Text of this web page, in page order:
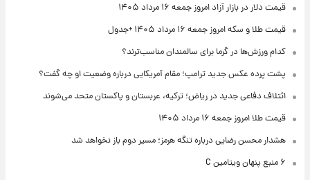
قیمت دلار در بازار آزاد امروز جمعه ۱۶ مرداد ۱۴۰۵
قیمت طلا و سکه امروز جمعه ۱۶ مرداد ۱۴۰۵ +جدول
کدام ورزش‌ها در گرما برای سالمندان مناسب‌ترند؟
پشت پرده عکس جدید ترامپ؛ مقام آمریکایی درباره وضعیت او چه گفت؟
ائتلاف دفاعی جدید در ریاض؛ ترکیه، عربستان و پاکستان متحد می‌شوند
قیمت طلا امروز جمعه ۱۶ مرداد ۱۴۰۵
هشدار محسن رضایی درباره تنگه هرمز؛ مسیر دوم باز نخواهد شد
۶ منبع پنهان ویتامین C